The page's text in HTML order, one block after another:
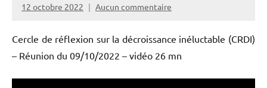
12 octobre 2022
PPAC
Aucun commentaire
Cercle de réflexion sur la décroissance inéluctable (CRDI)
– Réunion du 09/10/2022 – vidéo 26 mn